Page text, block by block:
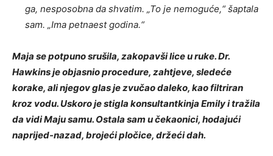
ga, nesposobna da shvatim. „To je nemoguće,“ šaptala
sam. „Ima petnaest godina.“
Maja se potpuno srušila, zakopavši lice u ruke. Dr.
Hawkins je objasnio procedure, zahtjeve, sledeće
korake, ali njegov glas je zvučao daleko, kao filtriran
kroz vodu. Uskoro je stigla konsultantkinja Emily i tražila
da vidi Maju samu. Ostala sam u čekaonici, hodajući
naprijed-nazad, brojeći pločice, držeći dah.